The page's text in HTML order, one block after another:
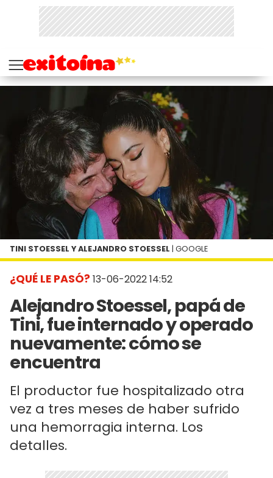
¿QUÉ LE PASÓ? 13-06-2022 14:52
Alejandro Stoessel, papá de
Tini, fue internado y operado
nuevamente: cómo se
encuentra
El productor fue hospitalizado otra
vez a tres meses de haber sufrido
una hemorragia interna. Los
detalles.
TINI STOESSEL Y ALEJANDRO STOESSEL | GOOGLE